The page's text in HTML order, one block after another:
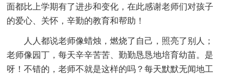
面都比上学期有了进步和变化，在此感谢老师们对孩子
的爱心、关怀，辛勤的教育和帮助！
人人都说老师像蜡烛，燃烧了自己，照亮了别人；
老师像园丁，每天辛辛苦苦、勤勤恳恳地培育幼苗。是
呀！不错的，老师不就是这样的吗？每天默默无闻地工